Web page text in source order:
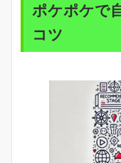
ポケポケで
コツ